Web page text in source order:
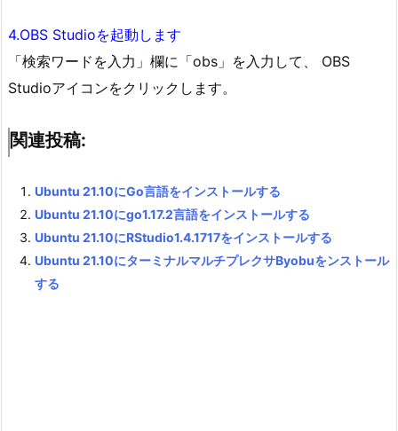
4.OBS Studioを起動します
「検索ワードを入力」欄に「obs」を入力して、 OBS
Studioアイコンをクリックします。
関連投稿:
Ubuntu 21.10にGo言語をインストールする
Ubuntu 21.10にgo1.17.2言語をインストールする
Ubuntu 21.10にRStudio1.4.1717をインストールする
Ubuntu 21.10にターミナルマルチプレクサByobuをンストール
する